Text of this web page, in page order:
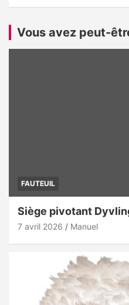
Vous avez peut-
FAUTEUIL
Siège pivotant
7 avril 2026 Manuel